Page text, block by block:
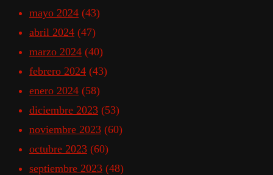
mayo 2024 (43)
abril 2024 (47)
marzo 2024 (40)
febrero 2024 (43)
enero 2024 (58)
diciembre 2023 (53)
noviembre 2023 (60)
octubre 2023 (60)
septiembre 2023 (48)